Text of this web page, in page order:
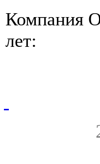
Компания
лет: